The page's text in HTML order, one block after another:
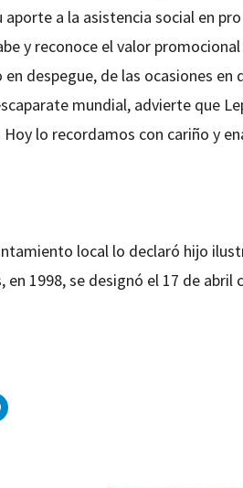
aporte a la asistencia social en
y reconoce el valor
despegue, de las ocasiones en
mundial, advierte que
lo recordamos con cariño y
local lo declaró hijo
en 1998, se designó el 17 de abril